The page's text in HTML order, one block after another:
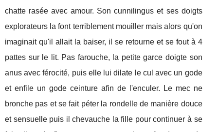
chatte rasée avec amour. Son cunnilingus et ses doigts
explorateurs la font terriblement mouiller mais alors qu'on
imaginait qu'il allait la baiser, il se retourne et se fout à 4
pattes sur le lit. Pas farouche, la petite garce doigte son
anus avec férocité, puis elle lui dilate le cul avec un gode
et enfile un gode ceinture afin de l'enculer. Le mec ne
bronche pas et se fait péter la rondelle de manière douce
et sensuelle puis il chevauche la fille pour continuer à se